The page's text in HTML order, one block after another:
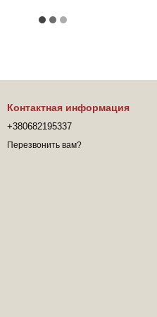
Контактная информация
+380682195337
Перезвонить вам?